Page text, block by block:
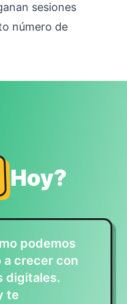
sesiones
número de
Hoy?
podemos
a crecer con
digitales.
te